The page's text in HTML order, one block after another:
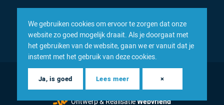
© 2026 Inacom — Sterk in spareparts, consumables en
componenten
Ontwerp & RealisatieWebvriend
We gebruiken cookies om ervoor te zorgen dat onze
website zo goed mogelijk draait. Als je doorgaat met
het gebruiken van de website, gaan we er vanuit dat je
instemt met het gebruik van deze cookies.
Ja, is goed Lees meer ×